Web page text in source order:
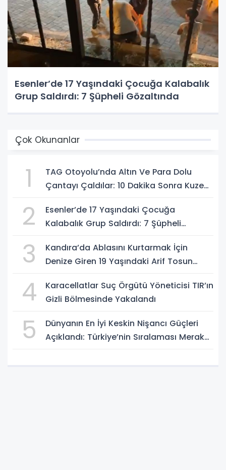
Esenler’de 17 Yaşındaki Çocuğa Kalabalık
Grup Saldırdı: 7 Şüpheli Gözaltında
Çok Okunanlar
1
TAG Otoyolu’nda Altın Ve Para Dolu
Çantayı Çaldılar: 10 Dakika Sonra Kuzeni
2
Esenler’de 17 Yaşındaki Çocuğa
Kalabalık Grup Saldırdı: 7 Şüpheli
3
Kandıra’da Ablasını Kurtarmak İçin
Denize Giren 19 Yaşındaki Arif Tosun
4
Karacellatlar Suç Örgütü Yöneticisi TIR’ın
Gizli Bölmesinde Yakalandı
5
Dünyanın En İyi Keskin Nişancı Güçleri
Açıklandı: Türkiye’nin Sıralaması Merak